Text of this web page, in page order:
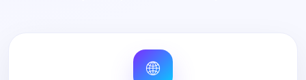
🌐